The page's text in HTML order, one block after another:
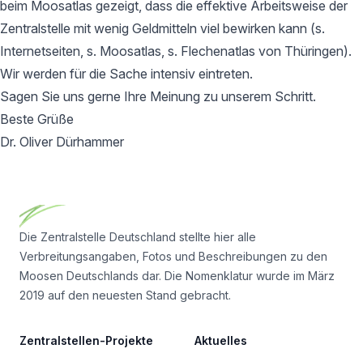
beim Moosatlas gezeigt, dass die effektive Arbeitsweise der
Zentralstelle mit wenig Geldmitteln viel bewirken kann (s.
Internetseiten, s. Moosatlas, s. Flechenatlas von Thüringen).
Wir werden für die Sache intensiv eintreten.
Sagen Sie uns gerne Ihre Meinung zu unserem Schritt.
Beste Grüße
Dr. Oliver Dürhammer
Die Zentralstelle Deutschland stellte hier alle
Verbreitungsangaben, Fotos und Beschreibungen zu den
Moosen Deutschlands dar. Die Nomenklatur wurde im März
2019 auf den neuesten Stand gebracht.
Zentralstellen-Projekte Aktuelles